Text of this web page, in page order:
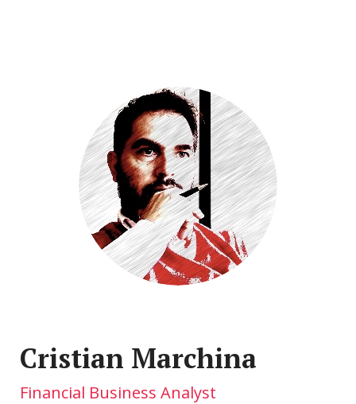
Cristian Marchina
Financial Business Analyst